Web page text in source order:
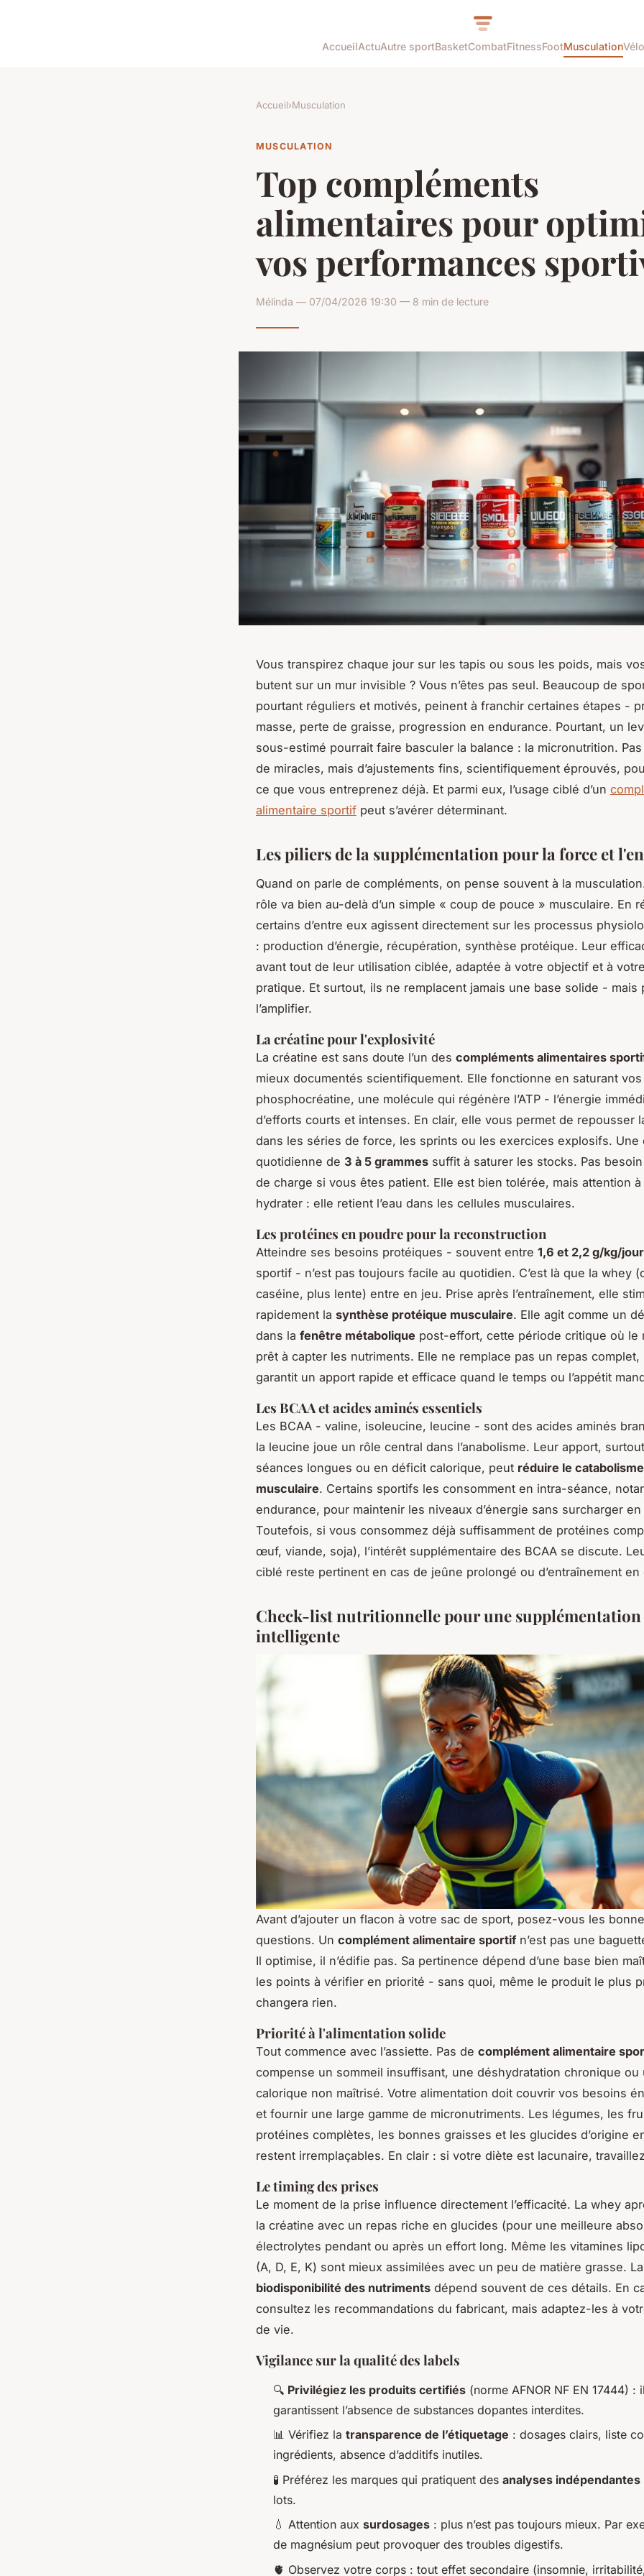
AccueilActuAutre sportBasketCombatFitnessFootMusculationVélo
Accueil›Musculation
MUSCULATION
Top compléments
alimentaires pour
vos performances
Mélinda — 07/04/2026 19:30 — 8 min de lecture
Vous transpirez chaque jour sur les tapis ou sous les poids, mais
butent sur un mur invisible ? Vous n’êtes pas seul. Beaucoup de
pourtant réguliers et motivés, peinent à franchir certaines étapes -
masse, perte de graisse, progression en endurance. Pourtant, un
sous-estimé pourrait faire basculer la balance : la micronutrition.
de miracles, mais d’ajustements fins, scientifiquement éprouvés,
ce que vous entreprenez déjà. Et parmi eux, l’usage ciblé d’un
alimentaire sportif peut s’avérer déterminant.
Les piliers de la supplémentation pour la force et
Quand on parle de compléments, on pense souvent à la
rôle va bien au-delà d’un simple « coup de pouce » musculaire. En
certains d’entre eux agissent directement sur les processus
: production d’énergie, récupération, synthèse protéique. Leur
avant tout de leur utilisation ciblée, adaptée à votre objectif et à
pratique. Et surtout, ils ne remplacent jamais une base solide - mais
l’amplifier.
La créatine pour l'explosivité
La créatine est sans doute l’un des compléments alimentaires
mieux documentés scientifiquement. Elle fonctionne en saturant
phosphocréatine, une molécule qui régénère l’ATP - l’énergie
d’efforts courts et intenses. En clair, elle vous permet de repousser
dans les séries de force, les sprints ou les exercices explosifs. Une
quotidienne de 3 à 5 grammes suffit à saturer les stocks. Pas
de charge si vous êtes patient. Elle est bien tolérée, mais attention
hydrater : elle retient l’eau dans les cellules musculaires.
Les protéines en poudre pour la reconstruction
Atteindre ses besoins protéiques - souvent entre 1,6 et 2,2 g/kg/jour
sportif - n’est pas toujours facile au quotidien. C’est là que la whey
caséine, plus lente) entre en jeu. Prise après l’entraînement, elle
rapidement la synthèse protéique musculaire. Elle agit comme un
dans la fenêtre métabolique post-effort, cette période critique où le
prêt à capter les nutriments. Elle ne remplace pas un repas complet,
garantit un apport rapide et efficace quand le temps ou l’appétit
Les BCAA et acides aminés essentiels
Les BCAA - valine, isoleucine, leucine - sont des acides aminés
la leucine joue un rôle central dans l’anabolisme. Leur apport,
séances longues ou en déficit calorique, peut réduire le catabolisme
musculaire. Certains sportifs les consomment en intra-séance,
endurance, pour maintenir les niveaux d’énergie sans surcharger
Toutefois, si vous consommez déjà suffisamment de protéines
œuf, viande, soja), l’intérêt supplémentaire des BCAA se discute.
ciblé reste pertinent en cas de jeûne prolongé ou d’entraînement
Check-list nutritionnelle pour une supplémentation
intelligente
Avant d’ajouter un flacon à votre sac de sport, posez-vous les
questions. Un complément alimentaire sportifn’est pas une
Il optimise, il n’édifie pas. Sa pertinence dépend d’une base bien
les points à vérifier en priorité - sans quoi, même le produit le plus
changera rien.
Priorité à l'alimentation solide
Tout commence avec l’assiette. Pas de complément alimentaire
compense un sommeil insuffisant, une déshydratation chronique ou
calorique non maîtrisé. Votre alimentation doit couvrir vos besoins
et fournir une large gamme de micronutriments. Les légumes, les
protéines complètes, les bonnes graisses et les glucides d’origine
restent irremplaçables. En clair : si votre diète est lacunaire,
Le timing des prises
Le moment de la prise influence directement l’efficacité. La whey
la créatine avec un repas riche en glucides (pour une meilleure
électrolytes pendant ou après un effort long. Même les vitamines
(A, D, E, K) sont mieux assimilées avec un peu de matière grasse. La
biodisponibilité des nutriments dépend souvent de ces détails. En
consultez les recommandations du fabricant, mais adaptez-les à
de vie.
Vigilance sur la qualité des labels
🔍 Privilégiez les produits certifiés (norme AFNOR NF EN 17444) :
garantissent l’absence de substances dopantes interdites.
📊 Vérifiez la transparence de l’étiquetage : dosages clairs, liste
ingrédients, absence d’additifs inutiles.
🧪 Préférez les marques qui pratiquent des analyses indépendantes
lots.
💧 Attention aux surdosages : plus n’est pas toujours mieux. Par
de magnésium peut provoquer des troubles digestifs.
🫀 Observez votre corps : tout effet secondaire (insomnie,